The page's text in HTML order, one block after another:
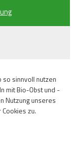
so sinnvoll nutzen
mit Bio-Obst und -
Nutzung unseres
zu.